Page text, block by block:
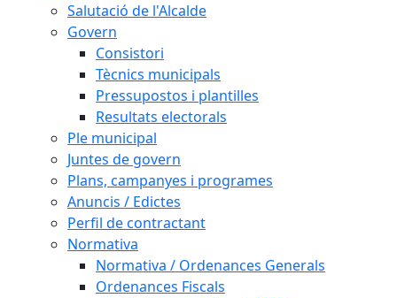
Salutació de l'Alcalde
Govern
Consistori
Tècnics municipals
Pressupostos i plantilles
Resultats electorals
Ple municipal
Juntes de govern
Plans, campanyes i programes
Anuncis / Edictes
Perfil de contractant
Normativa
Normativa / Ordenances Generals
Ordenances Fiscals